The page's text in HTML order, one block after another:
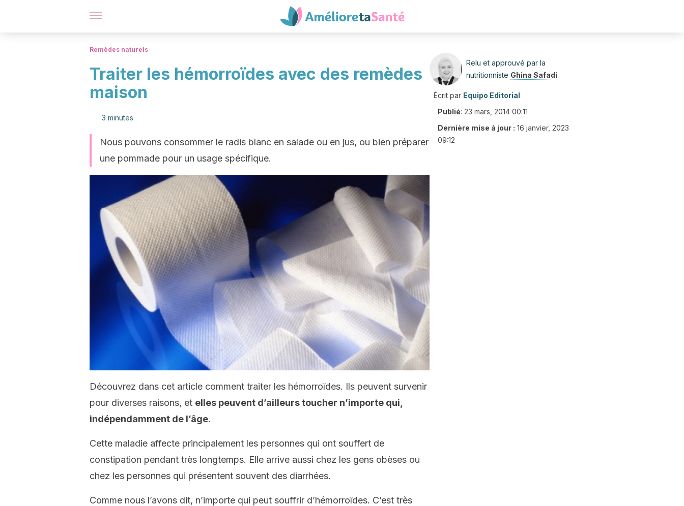
Remèdes naturels
Traiter les hémorroïdes avec des remèdes
maison
3 minutes
Nous pouvons consommer le radis blanc en salade ou en jus, ou bien préparer
une pommade pour un usage spécifique.
Découvrez dans cet article comment traiter les hémorroïdes. Ils peuvent survenir
pour diverses raisons, et elles peuvent d’ailleurs toucher n’importe qui,
indépendamment de l’âge.
Cette maladie affecte principalement les personnes qui ont souffert de
constipation pendant très longtemps. Elle arrive aussi chez les gens obèses ou
chez les personnes qui présentent souvent des diarrhées.
Comme nous l’avons dit, n’importe qui peut souffrir d’hémorroïdes. C’est très
Relu et approuvé par la
nutritionniste Ghina Safadi
Écrit par Equipo Editorial
Publié: 23 mars, 2014 00:11
Dernière mise à jour : 16 janvier, 2023
09:12